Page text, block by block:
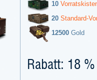
10
20 Standard-
12500 Gold
Rabatt: 18 %